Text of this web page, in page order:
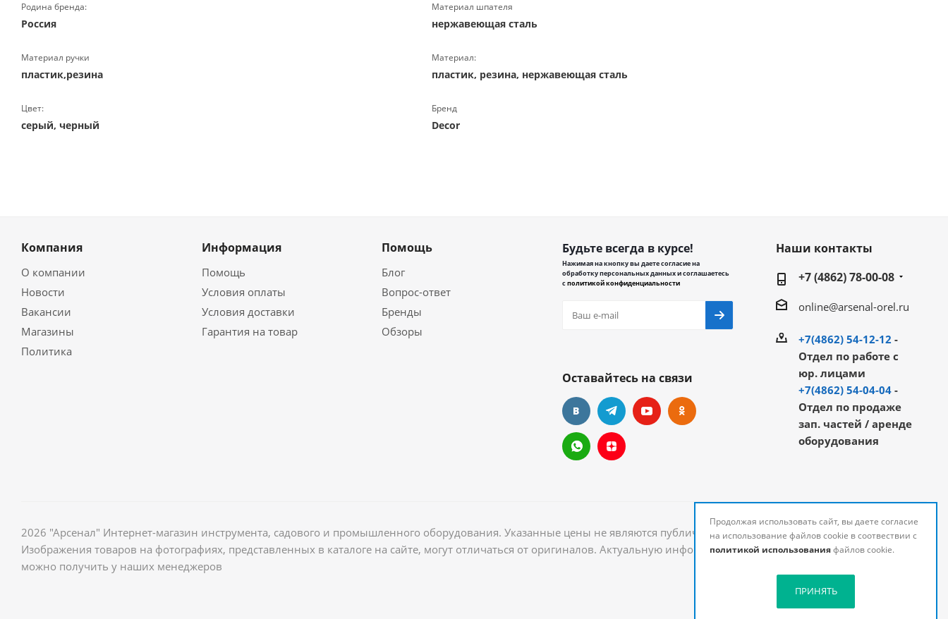
Родина бренда:
Россия
Материал шпателя
нержавеющая сталь
Материал ручки
пластик,резина
Материал:
пластик, резина, нержавеющая сталь
Цвет:
серый, черный
Бренд
Decor
Компания
О компании
Новости
Вакансии
Магазины
Политика
Информация
Помощь
Условия оплаты
Условия доставки
Гарантия на товар
Помощь
Блог
Вопрос-ответ
Бренды
Обзоры
Будьте всегда в курсе!
Нажимая на кнопку вы даете согласие на
обработку персональных данных и соглашаетесь
сполитикой конфиденциальности
Оставайтесь на связи
Наши контакты
+7 (4862) 78-00-08
online@arsenal-orel.ru
+7(4862) 54-12-12 -
Отдел по работе с
юр. лицами
+7(4862) 54-04-04-
Отдел по продаже
зап. частей / аренде
оборудования
2026 "Арсенал" Интернет-магазин инструмента, садового и промышленного оборудования. Указанные цены не являются публичной офертой и могут быть изменены.
Изображения товаров на фотографиях, представленных в каталоге на сайте, могут отличаться от оригиналов. Актуальную информацию о стоимости и наличии товаров
можно получить у наших менеджеров
Продолжая использовать сайт, вы даете согласие
на использование файлов cookie в соотвествии с
политикой использованияфайлов cookie.
ПРИНЯТЬ